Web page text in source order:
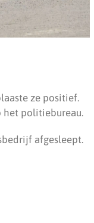
ze positief.
het politiebureau.
afgesleept.